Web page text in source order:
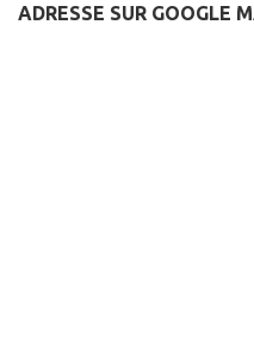
ADRESSE SUR GOOGLE